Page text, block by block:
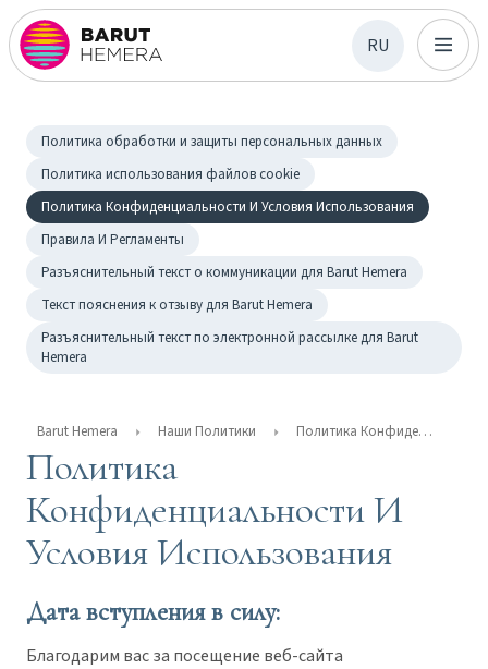
RU
Политика обработки и защиты персональных данных
Политика использования файлов cookie
Политика Конфиденциальности И Условия Использования
Правила И Регламенты
Разъяснительный текст о коммуникации для Barut Hemera
Текст пояснения к отзыву для Barut Hemera
Разъяснительный текст по электронной рассылке для Barut
Hemera
Barut Hemera Наши Политики Политика Конфиденциальности И Условия Использования
Политика
Конфиденциальности И
Условия Использования
Дата вступления в силу:
Благодарим вас за посещение веб-сайта